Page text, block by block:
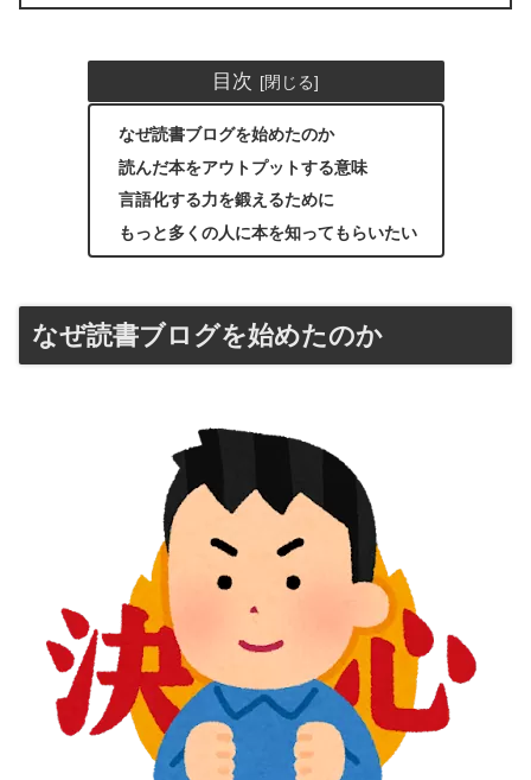
目次
なぜ読書ブログを始めたのか
読んだ本をアウトプットする意味
言語化する力を鍛えるために
もっと多くの人に本を知ってもらいたい
なぜ読書ブログを始めたのか